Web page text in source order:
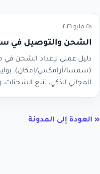
٢٥ مايو ٢٠٢٦
الشحن والتوصيل في
دليل عملي لإعداد الشحن
(سمسا/أرامكس/إمكان)،
المجاني الذكي، تتبع
« العودة إلى المدونة